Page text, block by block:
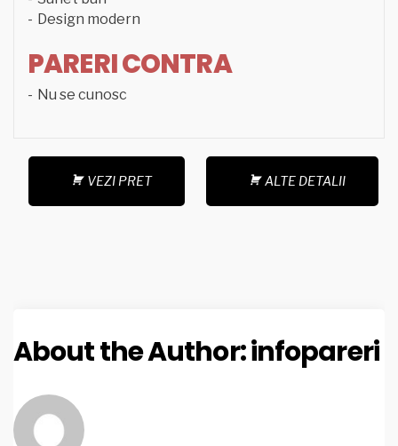
Design modern
PARERI CONTRA
Nu se cunosc
VEZI PRET ALTE DETALII
About the Author:infopareri